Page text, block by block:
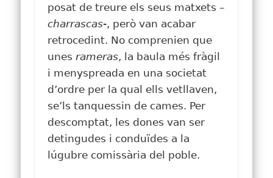
posat de treure els seus matxets –
charrascas-, però van acabar
retrocedint. No comprenien que
unes rameras, la baula més fràgil
i menyspreada en una societat
d’ordre per la qual ells vetllaven,
se’ls tanquessin de cames. Per
descomptat, les dones van ser
detingudes i conduïdes a la
lúgubre comissària del poble.